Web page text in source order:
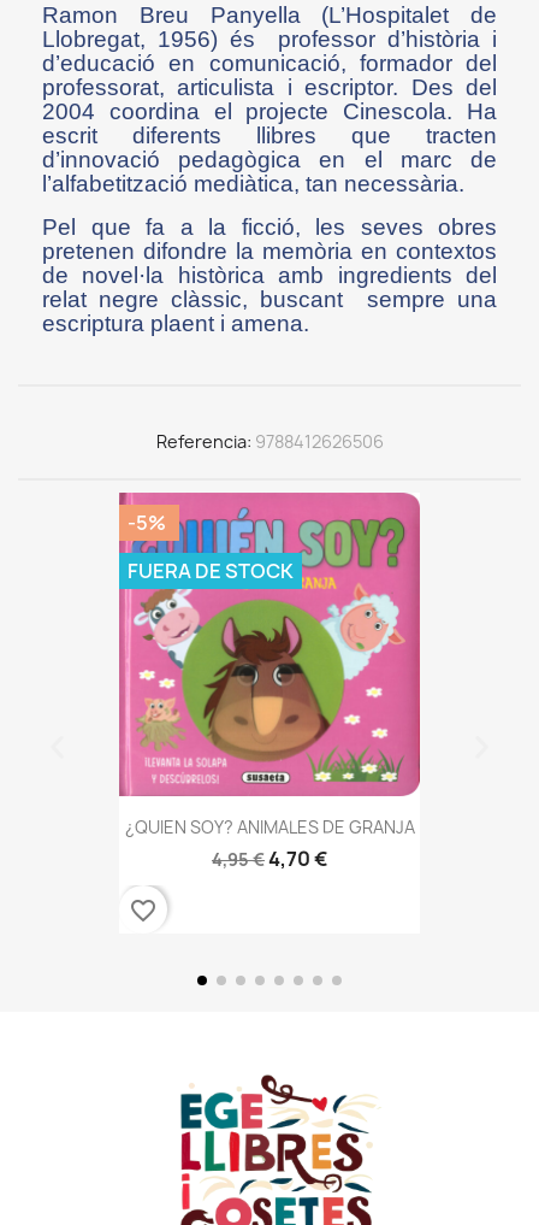
Ramon Breu Panyella (L’Hospitalet de
Llobregat, 1956) és professor d’història i
d’educació en comunicació, formador del
professorat, articulista i escriptor. Des del
2004 coordina el projecte Cinescola. Ha
escrit diferents llibres que tracten
d’innovació pedagògica en el marc de
l’alfabetització mediàtica, tan necessària.
Pel que fa a la ficció, les seves obres
pretenen difondre la memòria en contextos
de novel·la històrica amb ingredients del
relat negre clàssic, buscant sempre una
escriptura plaent i amena.
Referencia 9788412626506
¿QUIEN SOY? ANIMALES DE GRANJA
4,95 €4,70 €
-5%
FUERA DE STOCK
favorite_border